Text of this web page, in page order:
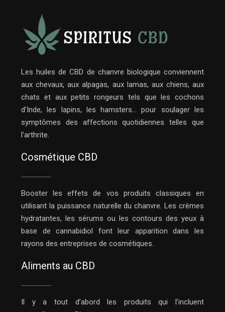
Les huiles de CBD de chanvre biologique conviennent
aux chevaux, aux alpagas, aux lamas, aux chiens, aux
chats et aux petits rongeurs tels que les cochons
d’Inde, les lapins, les hamsters… pour soulager les
symptômes des affections quotidiennes telles que
l’arthrite.
Cosmétique CBD
Booster les effets de vos produits classiques en
utilisant la puissance naturelle du chanvre. Les crèmes
hydratantes, les sérums ou les contours des yeux à
base de cannabidiol font leur apparition dans les
rayons des entreprises de cosmétiques.
Aliments au CBD
Il y a tout d’abord les produits qui l’incluent